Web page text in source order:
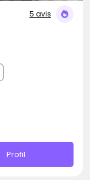
5 avis
Profil